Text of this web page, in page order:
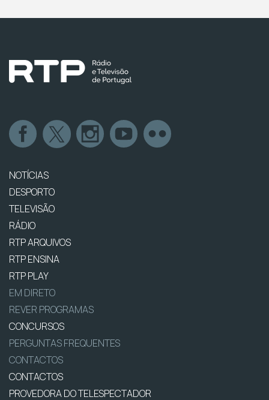
NOTÍCIAS
DESPORTO
TELEVISÃO
RÁDIO
RTP ARQUIVOS
RTP ENSINA
RTP PLAY
EM DIRETO
REVER PROGRAMAS
CONCURSOS
PERGUNTAS FREQUENTES
CONTACTOS
CONTACTOS
PROVEDORA DO TELESPECTADOR